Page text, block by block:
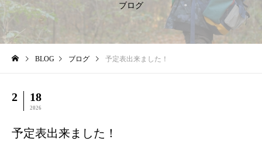
ブログ
BLOG ブログ 予定表出来ました！
2 18
2026
予定表出来ました！